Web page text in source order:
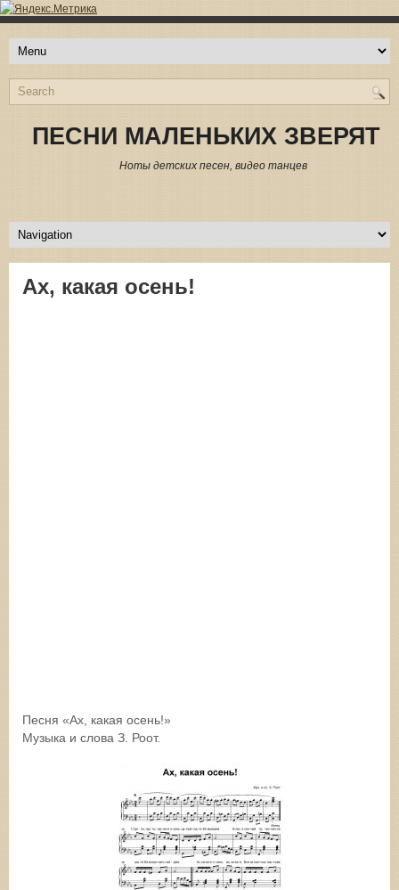
ПЕСНИ МАЛЕНЬКИХ ЗВЕРЯТ
Ноты детских песен, видео танцев
Ах, какая осень!
Песня «Ах, какая осень!»
Музыка и слова З. Роот.